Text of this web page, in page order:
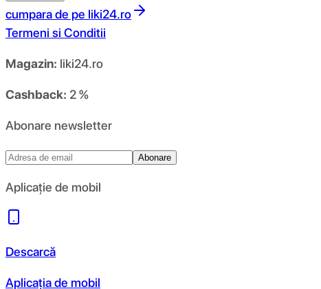
cumpara de pe liki24.ro
Termeni si Conditii
Magazin: liki24.ro
Cashback: 2 %
Abonare newsletter
Abonare
Aplicație de mobil
Descarcă
Aplicația de mobil